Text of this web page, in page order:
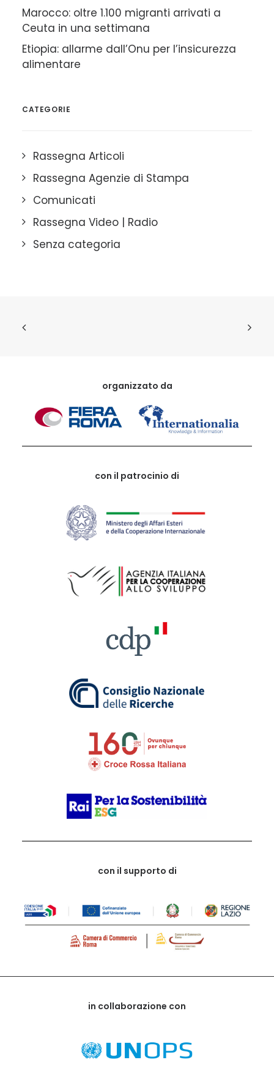
Marocco: oltre 1.100 migranti arrivati a
Ceuta in una settimana
Etiopia: allarme dall’Onu per l’insicurezza
alimentare
CATEGORIE
Rassegna Articoli
Rassegna Agenzie di Stampa
Comunicati
Rassegna Video | Radio
Senza categoria
organizzato da
con il patrocinio di
con il supporto di
in collaborazione con